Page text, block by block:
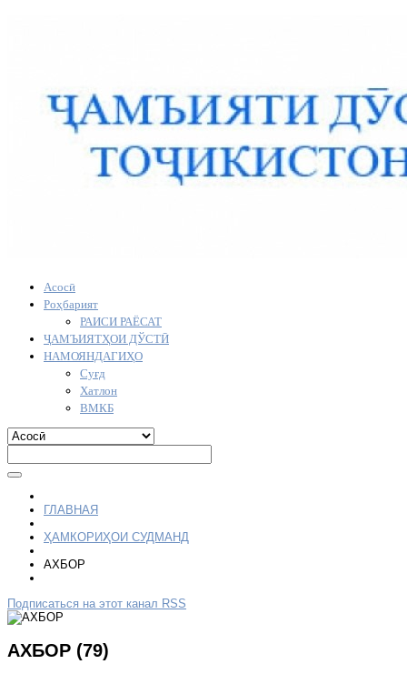
Асосӣ
Роҳбарият
РАИСИ РАЁСАТ
ҶАМЪИЯТҲОИ ДЎСТӢ
НАМОЯНДАГИҲО
Суғд
Хатлон
ВМКБ
ГЛАВНАЯ
ҲАМКОРИҲОИ СУДМАНД
АХБОР
Подписаться на этот канал RSS
АХБОР (79)